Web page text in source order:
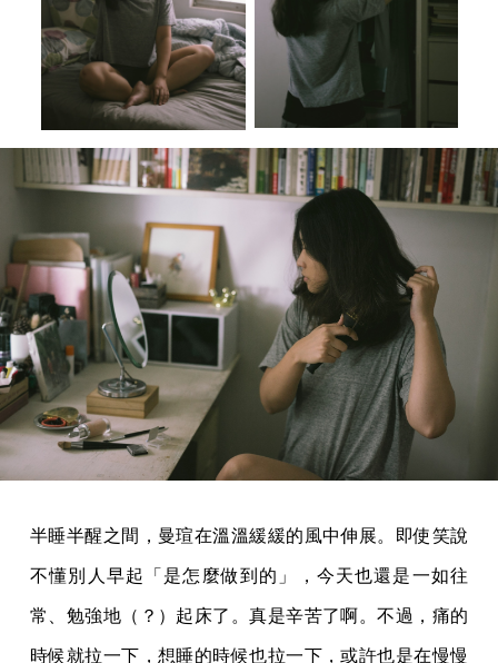
半睡半醒之間，曼瑄在溫溫緩緩的風中伸展。即使笑說
不懂別人早起「是怎麼做到的」，今天也還是一如往
常、勉強地（？）起床了。真是辛苦了啊。不過，痛的
時候就拉一下，想睡的時候也拉一下，或許也是在慢慢